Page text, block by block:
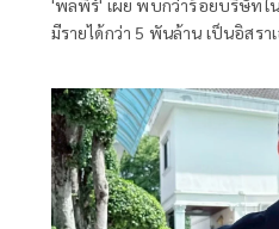
'พลพีร์' เผย พบกว่าร้อยบริษัทในภูเก็ตเกี่ยวข้องโครงข่ายนอมินี
มีรายได้กว่า 5 พันล้าน เป็นอิสร